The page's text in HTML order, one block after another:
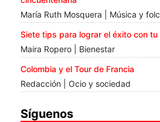
María Ruth Mosquera | Música y
Siete tips para lograr el éxito con tu
Maira Ropero | Bienestar
Colombia y el Tour de Francia
Redacción | Ocio y sociedad
Síguenos